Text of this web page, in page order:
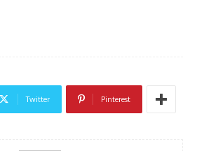
Twitter Pinterest